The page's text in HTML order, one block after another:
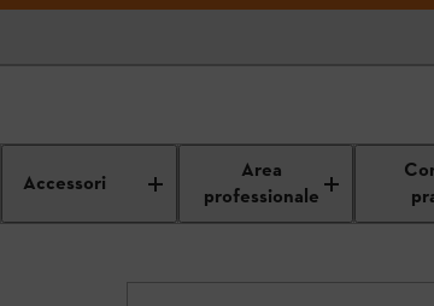
Accessori
Area
professionale